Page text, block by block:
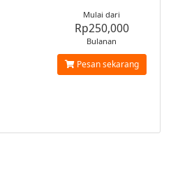
Mulai dari
Rp250,000
Bulanan
Pesan sekarang